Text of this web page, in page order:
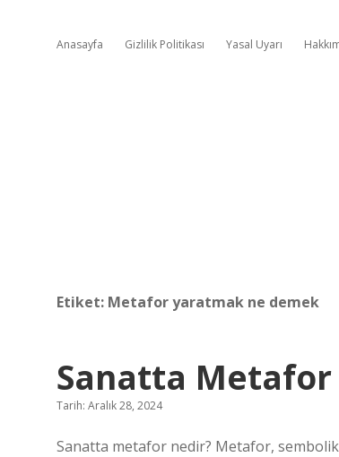
Anasayfa Gizlilik Politikası Yasal Uyarı
Etiket: Metafor yaratmak ne demek
Sanatta Metafor
Tarih: Aralık 28, 2024
Sanatta metafor nedir? Metafor, sembolik